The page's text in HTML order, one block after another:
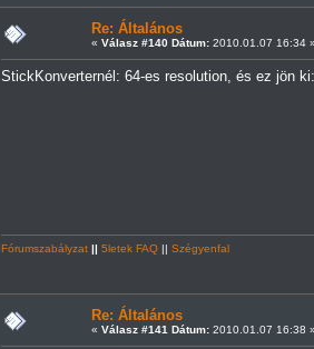
Re: Általános
« Válasz #140 Dátum:2010.01.07 16:34
StickKonverternél: 64-es resolution, és ez jön ki:
Fórumszabályzat || 5letek FAQ|| Szégyenfal
Re: Általános
« Válasz #141 Dátum:2010.01.07 16:38